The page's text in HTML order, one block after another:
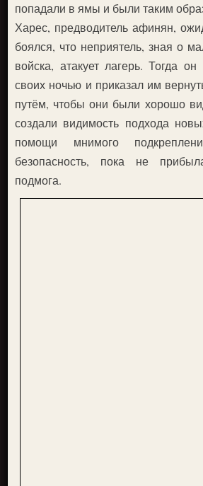
попадали в ямы и были таким
Харес, предводитель афинян,
боялся, что неприятель, зная о
войска, атакует лагерь. Тогда
своих ночью и приказал им
путём, чтобы они были хорошо
создали видимость подхода
помощи мнимого
безопасность, пока не
подмога.